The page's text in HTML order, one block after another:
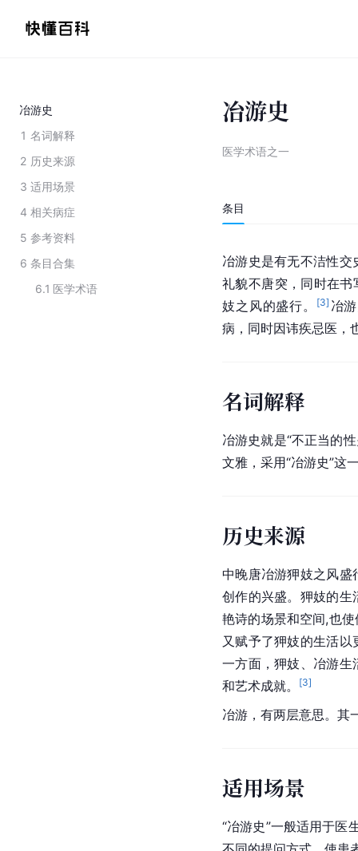
冶游史
1 名词解释
2 历史来源
3 适用场景
4 相关病症
5 参考资料
6 条目合集
6.1 医学术语
冶游史
医学术语之一
条目
冶游史是有无不洁性交
礼貌不唐突，同时在
妓之风的盛行。
[3] 冶
病，同时因讳疾忌医，
名词解释
冶游史就是“不正当的
文雅，采用“冶游史”这
历史来源
中晚唐冶游狎妓之风盛
创作的兴盛。狎妓的生
艳诗的场景和空间,也
又赋予了狎妓的生活
一方面，狎妓、冶游生
和艺术成就。
[3]
冶游，有两层意思。其
适用场景
“冶游史”一般适用于医